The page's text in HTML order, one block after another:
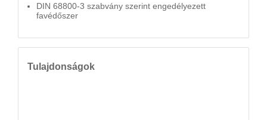
DIN 68800-3 szabvány szerint engedélyezett
favédőszer
Tulajdonságok